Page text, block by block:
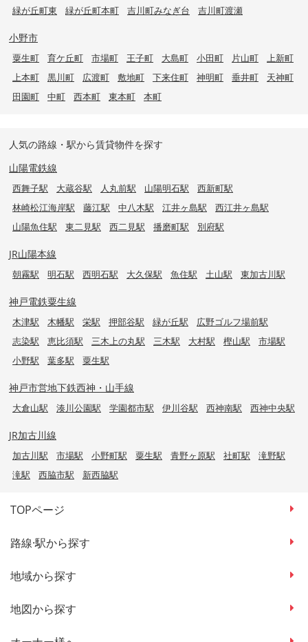
緑が丘町東
緑が丘町本町 吉川町みなぎ台 吉川町渡瀬
小野市
粟生町 育ケ丘町 市場町 王子町 大島町 小田町 片山町
上新町
上本町
黒川町 広渡町 敷地町 下来住町 神明町 垂井町
天神町
田園町
中町 西本町 東本町 本町
人気の路線・駅から賃貸物件を探す
山陽電鉄線
西舞子駅 大蔵谷駅 人丸前駅 山陽明石駅
西新町駅
林崎松江海岸駅
藤江駅 中八木駅 江井ヶ島駅
西江井ヶ島駅
山陽魚住駅
東二見駅 西二見駅 播磨町駅 別府駅
JR山陽本線
朝霧駅 明石駅 西明石駅 大久保駅 魚住駅 土山駅 東加古川駅
神戸電鉄粟生線
木津駅 木幡駅 栄駅 押部谷駅 緑が丘駅
広野ゴルフ場前駅
志染駅
恵比須駅 三木上の丸駅 三木駅 大村駅 樫山駅
市場駅
小野駅
葉多駅 粟生駅
神戸市営地下鉄西神・山手線
大倉山駅 湊川公園駅 学園都市駅 伊川谷駅 西神南駅 西神中央駅
JR加古川線
加古川駅 市場駅 小野町駅 粟生駅 青野ヶ原駅 社町駅
滝野駅
滝駅
西脇市駅 新西脇駅
TOPページ
路線·駅から探す
地域から探す
地図から探す